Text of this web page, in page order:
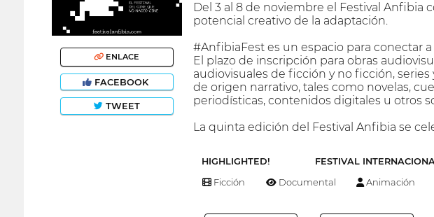
ENLACE
FACEBOOK
TWEET
Del 3 al 8 de noviembre el Festival Anfibia
potencial creativo de la adaptación.
#AnfibiaFest es un espacio para conectar
El plazo de inscripción para obras
audiovisuales de ficción y no ficción,
de origen narrativo, tales como novelas,
periodísticas, contenidos digitales u otros
La quinta edición del Festival Anfibia se
HIGHLIGHTED! FESTIVAL
Ficción Documental Animación